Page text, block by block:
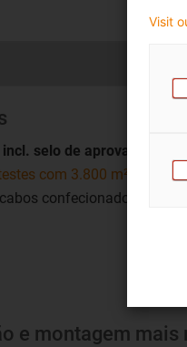
incl. selo de aprovação e
com 3.800 m²
cabos confecionados e
e montagem mais
Visit